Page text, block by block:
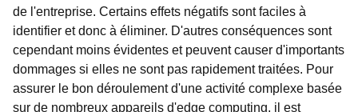
de l'entreprise. Certains effets négatifs sont faciles à
identifier et donc à éliminer. D'autres conséquences sont
cependant moins évidentes et peuvent causer d'importants
dommages si elles ne sont pas rapidement traitées. Pour
assurer le bon déroulement d'une activité complexe basée
sur de nombreux appareils d'edge computing, il est